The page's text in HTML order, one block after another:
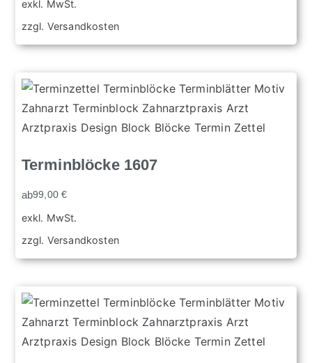
exkl. MwSt.
zzgl. Versandkosten
Terminblöcke 1607
ab99,00€
exkl. MwSt.
zzgl. Versandkosten